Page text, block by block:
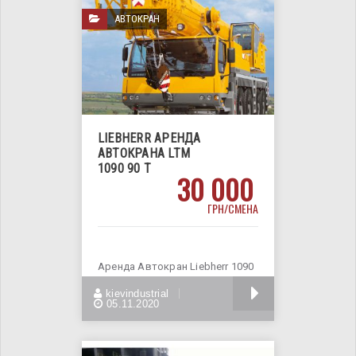
АВТОКРАН
LIEBHERR АРЕНДА
АВТОКРАНА LTM
1090 90 Т
30 000
ГРН/СМЕНА
Аренда Автокран Liebherr 1090
оплаты Делаем
kievindustrial
05.11.2020